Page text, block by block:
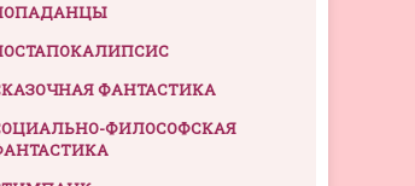
ФАНТАСТИКА
ФИЛОСОФСКАЯ